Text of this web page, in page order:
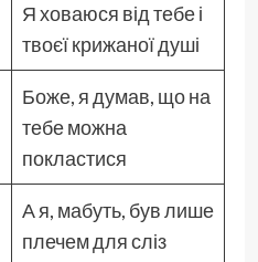
Я ховаюся від тебе і
твоєї крижаної душі
Боже, я думав, що на
тебе можна
покластися
А я, мабуть, був лише
плечем для сліз